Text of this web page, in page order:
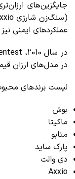
عملکردهای ایمنی
در مدل‌های ارزان
لیست برندهای
بوش
ماکیتا
متابو
پارک ساید
دی والت
Axxio